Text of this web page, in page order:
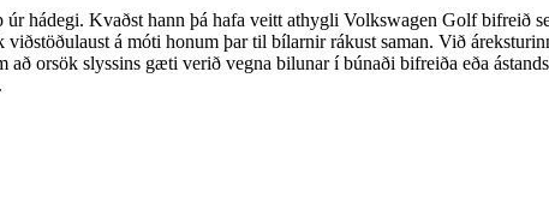
hádegi. Kvaðst hann þá hafa veitt athygli Volkswagen Golf
á móti honum þar til bílarnir rákust saman. Við
orsök slyssins gæti verið vegna bilunar í búnaði bifreiða eða